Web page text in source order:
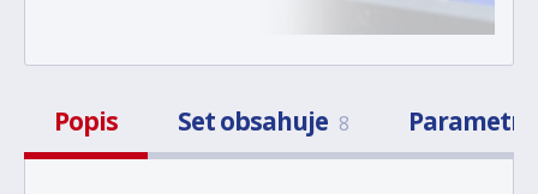
Popis Set obsahuje 8 Parametry